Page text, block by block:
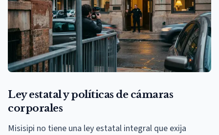
Ley estatal y políticas de cámaras
corporales
Misisipi no tiene una ley estatal integral que exija